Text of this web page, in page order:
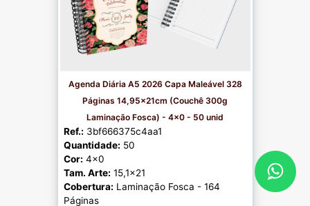
Agenda Diária A5 2026 Capa Maleável 328
Páginas 14,95x21cm (Couchê 300g
Laminação Fosca) - 4x0 - 50 unid
Ref.: 3bf666375c4aa1
Quantidade: 50
Cor: 4x0
Tam. Arte: 15,1x21
Cobertura: Laminação Fosca - 164
Páginas